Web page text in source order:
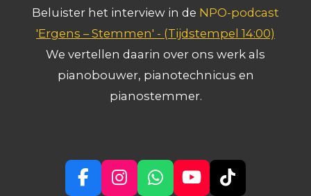
Beluister het interview in de NPO-podcast
'Ergens – Stemmen' - (Tijdstempel 14:00)
We vertellen daarin over ons werk als
pianobouwer, pianotechnicus en
pianostemmer.
F
I
W
Y
T